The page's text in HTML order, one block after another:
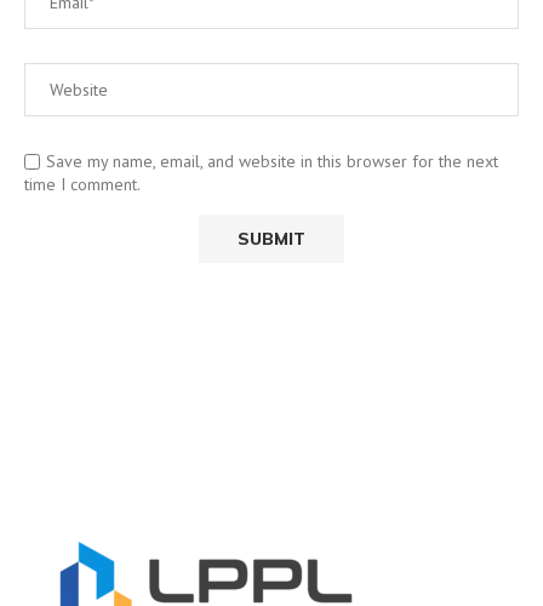
Save my name, email, and website in this browser for the next
time I comment.